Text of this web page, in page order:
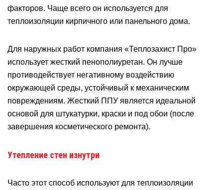
факторов. Чаще всего он используется для
теплоизоляции кирпичного или панельного дома.
Для наружных работ компания «Теплозахист Про»
использует жесткий пенополиуретан. Он лучше
противодействует негативному воздействию
окружающей среды, устойчивый к механическим
повреждениям. Жесткий ППУ является идеальной
основой для штукатурки, краски и под обои (после
завершения косметического ремонта).
Утепление стен изнутри
Часто этот способ используют для теплоизоляции